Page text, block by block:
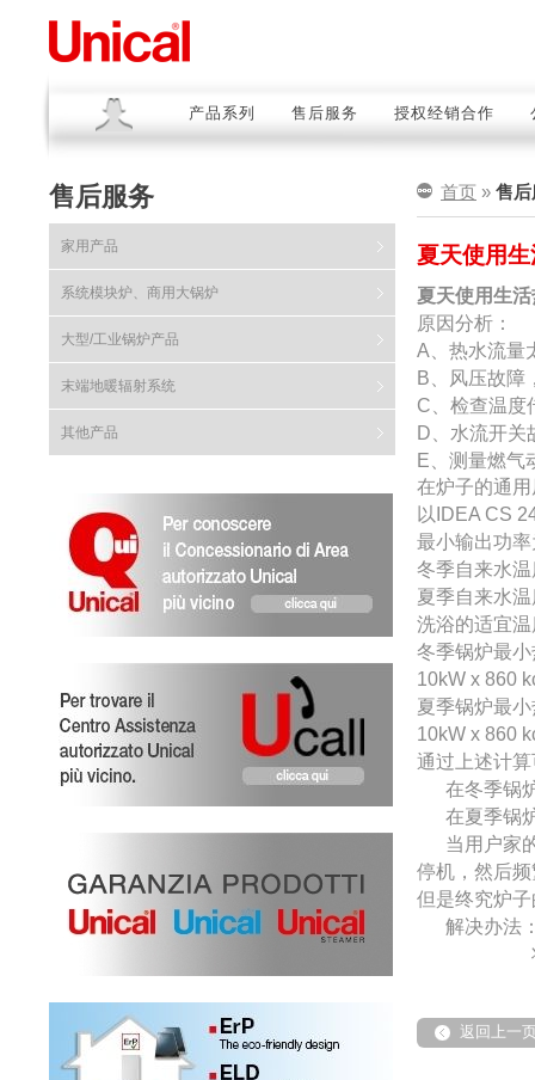
产品系列 售后服务 授权经销合作
售后服务
家用产品
系统模块炉、商用大锅炉
大型/工业锅炉产品
末端地暖辐射系统
其他产品
首页 » 售后
夏天使用
夏天使用生
原因分析：
A 、热水流
B 、风压故
C 、检查温
D 、水流开
E 、测量燃
在炉子的通
以IDEA CS
最小输出功率
冬季自来水
夏季自来水
洗浴的适宜
冬季锅炉最
10kW x 860
夏季锅炉最
10kW x 860
通过上述计
在冬季锅
在夏季锅
当用户家
停机，然后
但是终究炉
解决办法
返回上一